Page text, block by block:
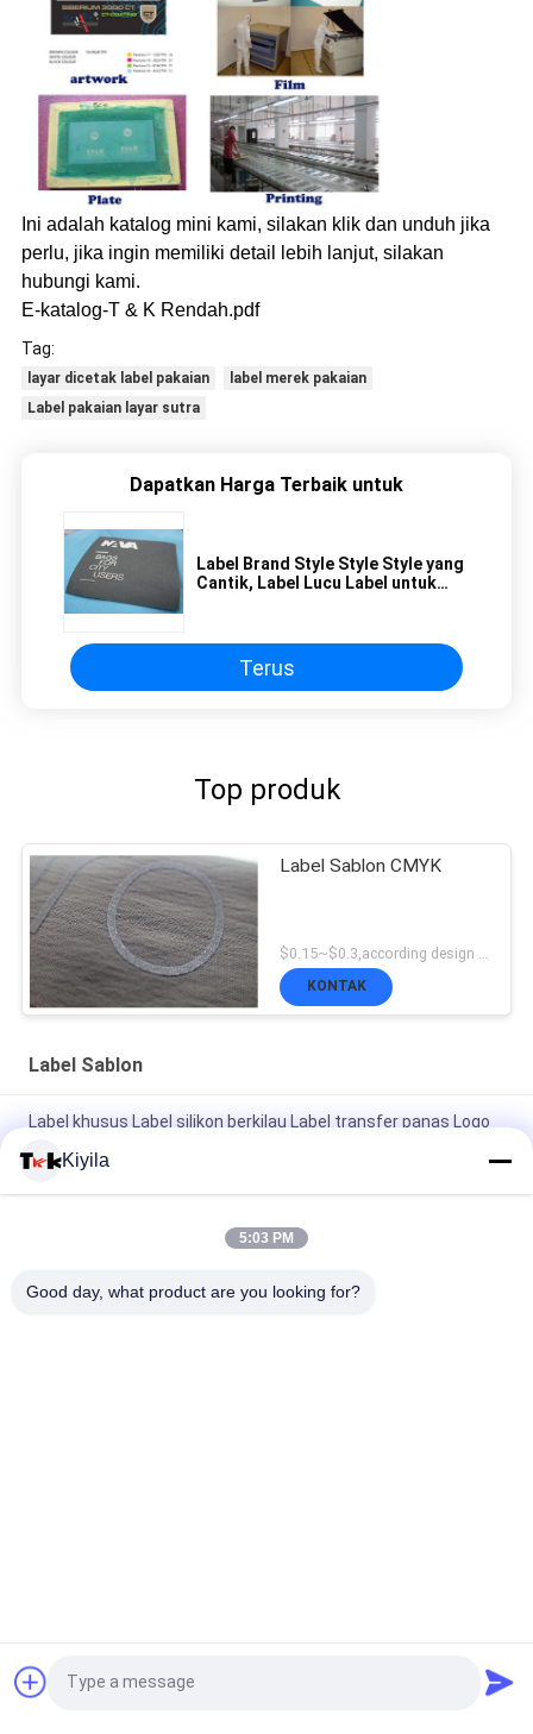
Ini adalah katalog mini kami, silakan klik dan unduh jika
perlu, jika ingin memiliki detail lebih lanjut, silakan
hubungi kami.
E-katalog-T & K Rendah.pdf
Tag:
layar dicetak label pakaian
label merek pakaian
Label pakaian layar sutra
Dapatkan Harga Terbaik untuk
Label Brand Style Style Style yang
Cantik, Label Lucu Label untuk
Terus
Top produk
Label Sablon CMYK
KONTAK
Label Sablon
Label khusus Label silikon berkilau Label transfer panas Logo
Logo Merek Disesuaikan Label Penjualan Label Pakaian Label
Pencetakan Layar Logo Label Woven
Logo Karet untuk Label Pakaian
Label Woven PakaianQuote request suatu
Kiyila
5:03 PM
Good day, what product are you looking for?